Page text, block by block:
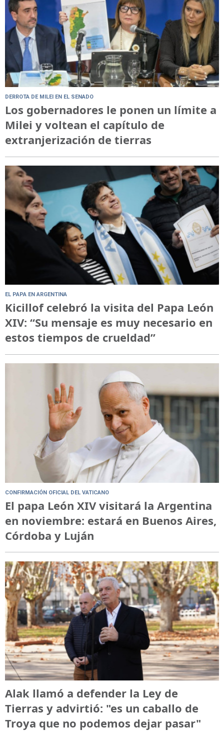
DERROTA DE MILEI EN EL SENADO
Los gobernadores le ponen un límite a
Milei y voltean el capítulo de
extranjerización de tierras
EL PAPA EN ARGENTINA
Kicillof celebró la visita del Papa León
XIV: “Su mensaje es muy necesario en
estos tiempos de crueldad”
CONFIRMACIÓN OFICIAL DEL VATICANO
El papa León XIV visitará la Argentina
en noviembre: estará en Buenos Aires,
Córdoba y Luján
Alak llamó a defender la Ley de
Tierras y advirtió: "es un caballo de
Troya que no podemos dejar pasar"